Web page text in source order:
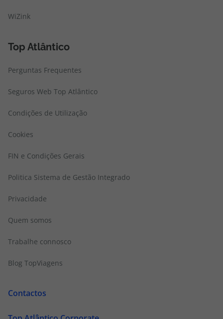
WiZink
Top Atlântico
Perguntas Frequentes
Seguros Web Top Atlântico
Condições de Utilização
Cookies
FIN e Condições Gerais
Politica Sistema de Gestão Integrado
Privacidade
Quem somos
Trabalhe connosco
Blog TopViagens
Contactos